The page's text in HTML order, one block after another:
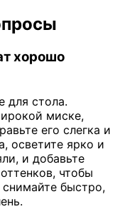
хорошо
для стола.
миске,
его слегка и
осветите ярко и
и добавьте
чтобы
снимайте быстро,